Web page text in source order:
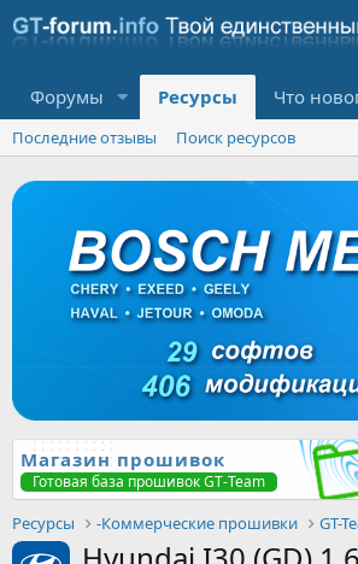
Форумы Ресурсы Что
Последние отзывы Поиск ресурсов
Магазин прошивок
Готовая база прошивок GT-Team
Ресурсы -Коммерческие прошивки GT-